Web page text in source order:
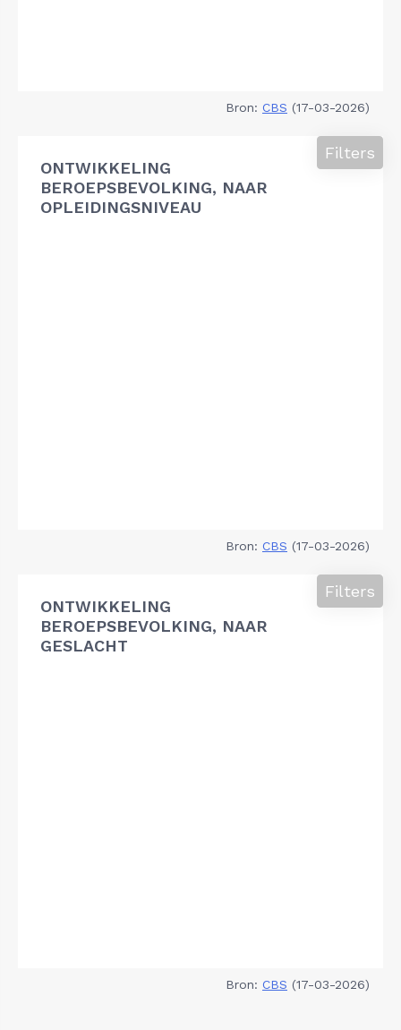
Bron: CBS (17-03-2026)
ONTWIKKELING
BEROEPSBEVOLKING, NAAR
OPLEIDINGSNIVEAU
Filters
Bron: CBS (17-03-2026)
ONTWIKKELING
BEROEPSBEVOLKING, NAAR
GESLACHT
Filters
Bron: CBS (17-03-2026)